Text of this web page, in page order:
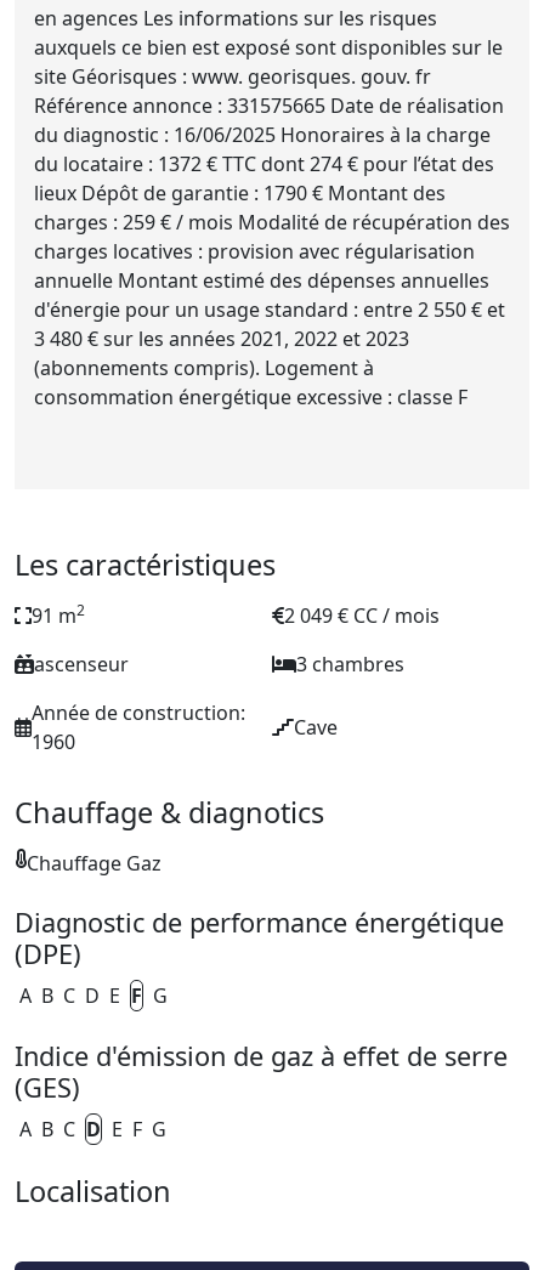
en agences Les informations sur les risques
auxquels ce bien est exposé sont disponibles sur le
site Géorisques : www. georisques. gouv. fr
Référence annonce : 331575665 Date de réalisation
du diagnostic : 16/06/2025 Honoraires à la charge
du locataire : 1372 € TTC dont 274 € pour l’état des
lieux Dépôt de garantie : 1790 € Montant des
charges : 259 € / mois Modalité de récupération des
charges locatives : provision avec régularisation
annuelle Montant estimé des dépenses annuelles
d'énergie pour un usage standard : entre 2 550 € et
3 480 € sur les années 2021, 2022 et 2023
(abonnements compris). Logement à
consommation énergétique excessive : classe F
Les caractéristiques
91 m2
2 049 € CC / mois
ascenseur
3 chambres
Année de construction:
1960
Cave
Chauffage & diagnotics
Chauffage Gaz
Diagnostic de performance énergétique
(DPE)
A B C D E F G
Indice d'émission de gaz à effet de serre
(GES)
A B C D E F G
Localisation